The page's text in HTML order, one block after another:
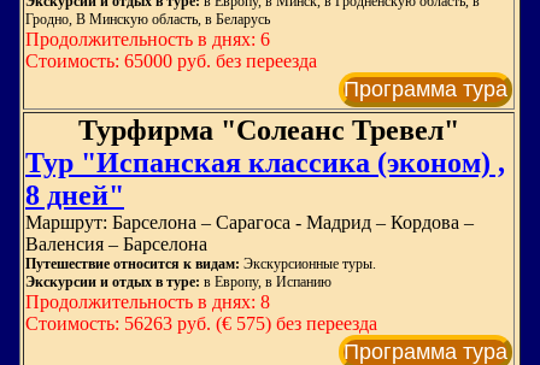
Гродно, В Минскую область, в Беларусь
Продолжительность в днях: 6
Стоимость: 65000 руб. без переезда
Программа тура
Турфирма "Солеанс Тревел"
Тур "Испанская классика (эконом) ,
8 дней"
Маршрут: Барселона – Сарагоса - Мадрид – Кордова –
Валенсия – Барселона
Путешествие относится к видам: Экскурсионные туры.
Экскурсии и отдых в туре: в Европу, в Испанию
Продолжительность в днях: 8
Стоимость: 56263 руб. (€ 575) без переезда
Программа тура